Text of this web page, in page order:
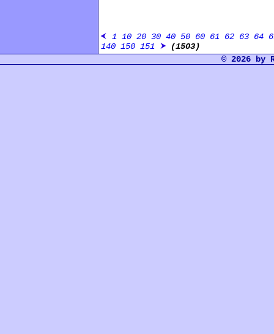
1 10 20 30 40 50 60 61 62 63 64
140 150 151
(1503)
© 2026 by